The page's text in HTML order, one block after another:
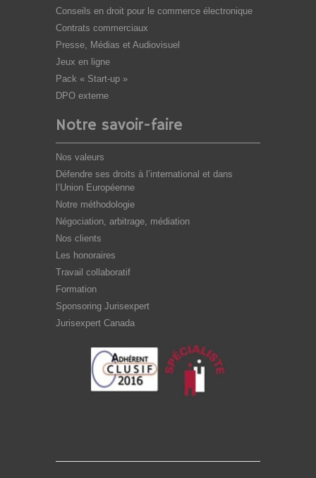
Conseils en droit pour le commerce électronique
Contrats commerciaux
Presse, Médias et Audiovisuel
Jeux en ligne
Pack « Start-up »
DPO externe
Notre savoir-faire
Nos valeurs
Défendre ses droits à l’international et dans
l’Union Européenne
Notre méthodologie
Négociation, arbitrage, médiation
Nos clients
Les honoraires
Travail collaboratif
Formation
Sponsoring Jurisexpert
Jurisexpert Canada